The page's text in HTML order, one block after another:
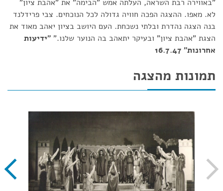
"באווירה רבת השראה, העלתה אמש "הבימה" את "אהבת ציון"
לא. מאפו. ההצגה הפכה חוויה גדולה לכל הנוכחים. צבי פרידלנד
בנה הצגה נהדרת ובלתי נשכחת. העם היושב בציון יאהב מאוד את
הצגת "אהבת ציון" ובעיקר יתאהב בה הנוער שלנו." "ידיעות
אחרונות" 16.7.47
תמונות מהצגה